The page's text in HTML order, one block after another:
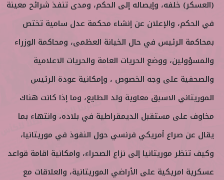
(العسكر) خلفه، وإيصاله إلى الحكم، ومدى تنفذ شرائح معينة
في الحكم، والإعلان عن إنشاء محكمة عدل سامية تختص
بمحاكمة الرئيس في حال الخيانة العظمى، ومحاكمة الوزراء
والمسؤولين، ووضع الحريات العامة والحريات الاعلامية
والصحفية على وجه الخصوص ، وإمكانية عودة الرئيس
الموريتاني الاسبق معاوية ولد الطايع، وما إذا كانت هناك
مخاوف على مستقبل الديمقراطية في بلاده، وانتهاء بما
يقال عن صراع أمريكي فرنسي حول النفوذ في موريتانيا،
وكيف تنظر موريتانيا إلى نزاع الصحراء، وامكانية اقامة قواعد
عسكرية امريكية على الأراضي الموريتانية، والعلاقات مع